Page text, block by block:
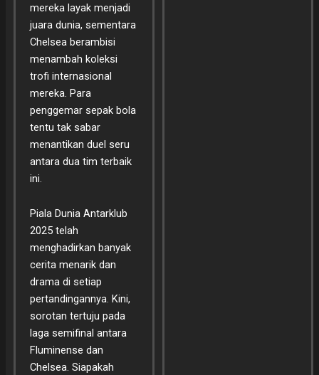
mereka layak menjadi
juara dunia, sementara
Chelsea berambisi
menambah koleksi
trofi internasional
mereka. Para
penggemar sepak bola
tentu tak sabar
menantikan duel seru
antara dua tim terbaik
ini.
Piala Dunia Antarklub
2025 telah
menghadirkan banyak
cerita menarik dan
drama di setiap
pertandingannya. Kini,
sorotan tertuju pada
laga semifinal antara
Fluminense dan
Chelsea. Siapakah